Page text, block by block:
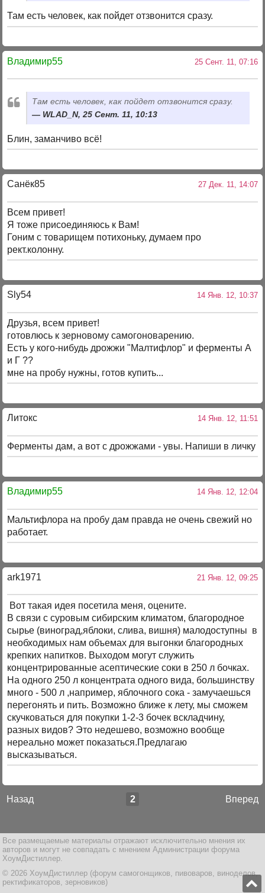
Там есть человек, как пойдет отзвонится сразу.
Владимир55 25 Сент. 11, 07:16
Там есть человек, как пойдет отзвонится сразу.
WLAD_N, 25 Сент. 11, 10:13
Блин, заманчиво всё!
Санёк85 27 Дек. 11, 14:07
Всем привет!
Я тоже присоединяюсь к Вам!
Гоним с товарищем потихоньку, думаем про
рект.колонну.
Sly54 14 Янв. 12, 10:37
Друзья, всем привет!
готовлюсь к зерновому самогоноварению.
Есть у кого-нибудь дрожжи "Малтифлор" и ферменты А
и Г ??
мне на пробу нужны, готов купить...
Литокс 14 Янв. 12, 11:51
Ферменты дам, а вот с дрожжами - увы. Напиши в личку
Владимир55 14 Янв. 12, 12:04
Мальтифлора на пробу дам правда не очень свежий но
работает.
ark1971 21 Янв. 12, 09:25
Вот такая идея посетила меня, оцените.
В связи с суровым сибирским климатом, благородное
сырье (виноград,яблоки, слива, вишня) малодоступны в
необходимых нам объемах для выгонки благородных
крепких напитков. Выходом могут служить
концентрированные асептические соки в 250 л бочках.
На одного 250 л концентрата одного вида, большинству
много - 500 л ,например, яблочного сока - замучаешься
перегонять и пить. Возможно ближе к лету, мы сможем
скучковаться для покупки 1-2-3 бочек вскладчину,
разных видов? Это недешево, возможно вообще
нереально может показаться.Предлагаю
высказываться.
Назад Вперед
2
Все размещаемые материалы отражают исключительно мнения их
авторов и могут не совпадать с мнением Администрации форума
ХоумДистиллер.
© 2026 ХоумДистиллер (форум самогонщиков, пивоваров, виноделов,
ректификаторов, зерновиков)